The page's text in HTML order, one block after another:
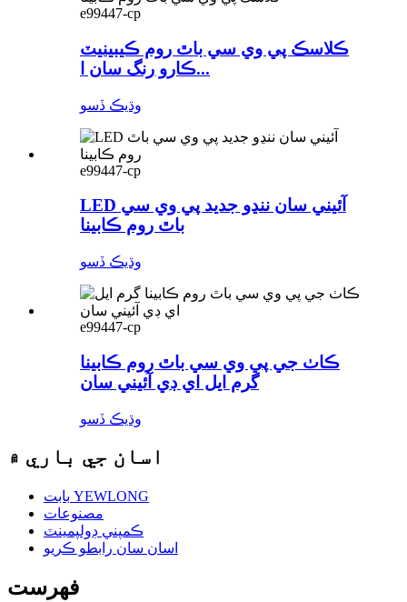
e99447-cp
ڪلاسڪ پي وي سي باٿ روم ڪيبينيٽ
ڪارو رنگ سان ا...
وڌيڪ ڏسو
e99447-cp
LED آئيني سان ننڍو جديد پي وي سي
باٿ روم ڪابينا
وڌيڪ ڏسو
e99447-cp
ڪاٺ جي پي وي سي باٿ روم ڪابينا
گرم ايل اي ڊي آئيني سان
وڌيڪ ڏسو
اسان جي باري ۾
بابت YEWLONG
مصنوعات
ڪمپني ڊولپمينٽ
اسان سان رابطو ڪريو
فهرست